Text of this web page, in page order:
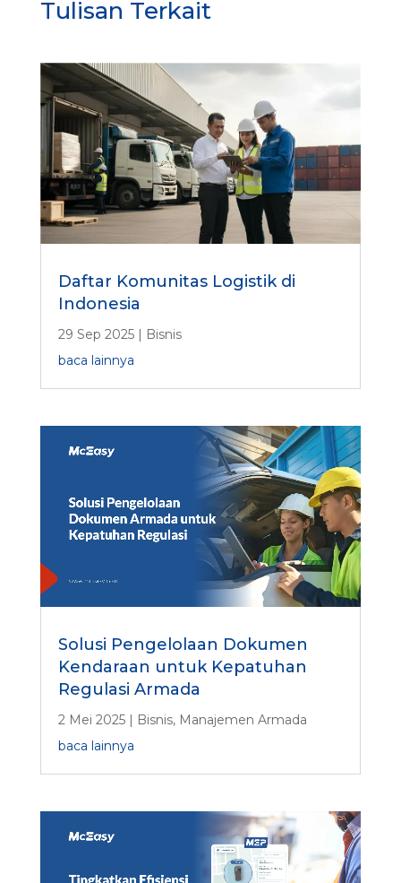
Tulisan Terkait
Daftar Komunitas Logistik di
Indonesia
29 Sep 2025| Bisnis
baca lainnya
Solusi Pengelolaan Dokumen
Kendaraan untuk Kepatuhan
Regulasi Armada
2 Mei 2025| Bisnis, Manajemen Armada
baca lainnya